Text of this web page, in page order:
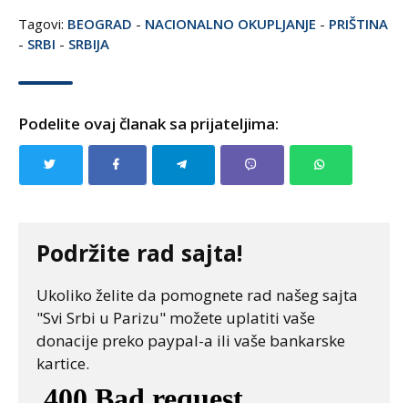
Tagovi: BEOGRAD - NACIONALNO OKUPLJANJE - PRIŠTINA
- SRBI - SRBIJA
Podelite ovaj članak sa prijateljima:
Podržite rad sajta!
Ukoliko želite da pomognete rad našeg sajta
"Svi Srbi u Parizu" možete uplatiti vaše
donacije preko paypal-a ili vaše bankarske
kartice.